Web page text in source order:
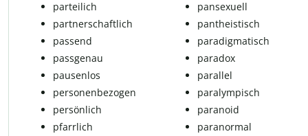
parteilich
partnerschaftlich
passend
passgenau
pausenlos
personenbezogen
persönlich
pfarr­lich
pansexuell
pantheistisch
paradigmatisch
paradox
parallel
pa­ra­lym­pisch
paranoid
paranormal